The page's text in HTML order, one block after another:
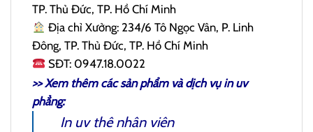
TP. Thủ Đức, TP. Hồ Chí Minh
Địa chỉ Xưởng: 234/6 Tô Ngọc Vân, P. Linh
Đông, TP. Thủ Đức, TP. Hồ Chí Minh
SĐT: 0947.18.0022
>> Xem thêm các sản phẩm và dịch vụin uv
phẳng:
In uv thê nhân viên